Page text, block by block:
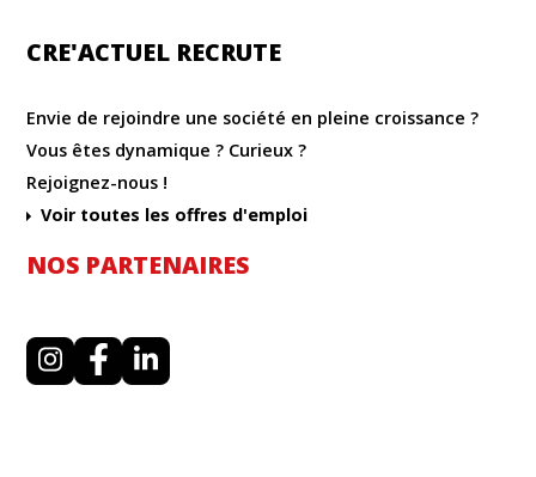
CRE'ACTUEL RECRUTE
Envie de rejoindre une société en pleine croissance ?
Vous êtes dynamique ? Curieux ?
Rejoignez-nous !
Voir toutes les offres d'emploi
NOS PARTENAIRES
I
n
F
a
L
i